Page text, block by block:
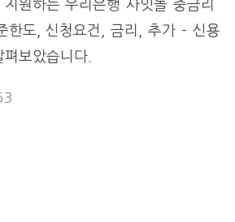
원하는 우리은행 사잇돌 중금리
한도, 신청요건, 금리, 추가 – 신용
보았습니다.